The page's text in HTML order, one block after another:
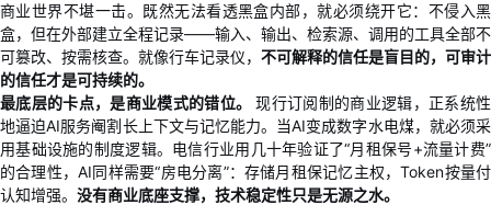
课
程
的
认
证
我
的
实
验
我
的
收
术
支
持
云
声
建
议
商业世界不堪一击。既然无法看透黑盒内部，就必须绕开它：不侵入黑
盒，但在外部建立全程记录——输入、输出、检索源、调用的工具全部不
可篡改、按需核查。就像行车记录仪， 不可解释的信任是盲目的，可审计
的信任才是可持续的。
最底层的卡点，是商业模式的错位。
现行订阅制的商业逻辑，正系统性
地逼迫AI服务阉割长上下文与记忆能力。当AI变成数字水电煤，就必须采
用基础设施的制度逻辑。电信行业用几十年验证了“月租保号+流量计费”
的合理性，AI同样需要“房电分离”：存储月租保记忆主权，Token按量付
认知增强。 没有商业底座支撑，技术稳定性只是无源之水。